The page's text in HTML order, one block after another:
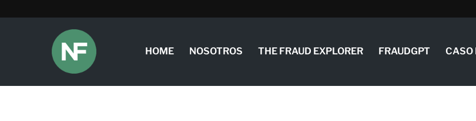
HOME NOSOTROS THE FRAUD EXPLORER FRAUDGPT CASO